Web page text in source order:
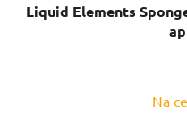
Liquid Elements
Na